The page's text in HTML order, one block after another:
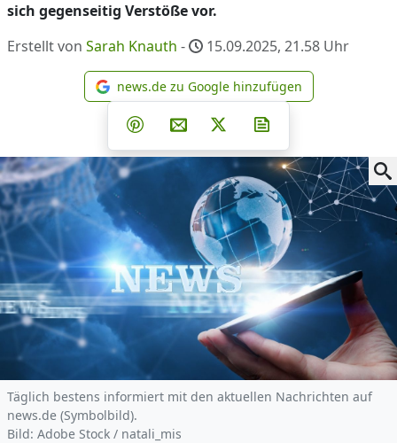
sich gegenseitig Verstöße vor.
Erstellt von Sarah Knauth - 15.09.2025, 21.58 Uhr
news.de zu Google
news.de zu Google hinzufügen
Teilen auf Facebook
Teilen auf Whatsapp
Teilen auf Telegram
Teilen auf Pinterest
Per E-Mail teilen
Post auf X
Täglich bestens informiert mit den aktuellen Nachrichten auf
news.de (Symbolbild).
Bild: Adobe Stock / natali_mis